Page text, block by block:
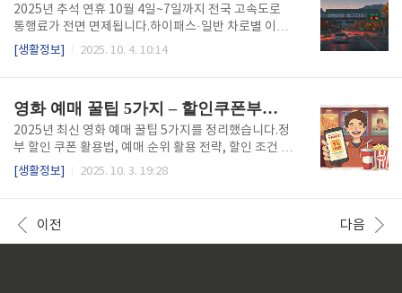
성 좋다는 건 다 아실 거예요. 그런데 말입니다, 이곳이
진짜 매력적인 건 어린이 눈높이에 맞춘 체험형 전시를
자주 연다는 점이에요. 딱딱한 미술관이라기보다는, 아
이가 '놀이'처럼 예술을 접하는 통로라고 생각하시면 돼
2025년 추석 연휴 10월 4일~7일까지 전국 고속도로
통행료가 전면 면제됩니다.하이패스·일반 차로별 이용
방법, 민자도로 적용 여부, 정체 시간대 피하는 꿀팁까
지 한 번에 정리했습니다.놓치면 손해인 실속 정보! 지
차로 이용 방법교통 혼잡 예측 & 피하는 시간대이용 꿀
팁 & 주의사항자주 묻는 질문(FAQ)마무리 정리 1. 연
휴 일정 & 통행료 면제 기간 요약2025년 추석 연휴는 1
0월 3일 개천절부터 시작해,10월 4일(토)~7일(화)까
지 이어집니다. 통행료 면제는 10월 4일 0시부터 7일
하거나 진출하면 전면 면제가 됩니다. 예를 ..
[생활정보] 2025. 10. 4. 10:14
영화 예매 꿀팁 5가지 – 할인쿠폰부터 예매순위까지 완벽 가이드
2025년 최신 영화 예매 꿀팁 5가지를 정리했습니다.정
부 할인 쿠폰 활용법, 예매 순위 활용 전략, 할인 조건 체
크 포인트 등영화를 더 싸고 똑똑하게 보는 방법을 지금
바로 확인하세요! 목차왜 예매 꿀팁이 필요한가?꿀팁 1:
고해 인기작 선점하기꿀팁 3: 중복 할인 조건 꼼꼼히 챙
기기꿀팁 4: 비인기 시간대 & 상영관 노리기꿀팁 5: 알
[생활정보] 2025. 10. 3. 19:28
이전 다음